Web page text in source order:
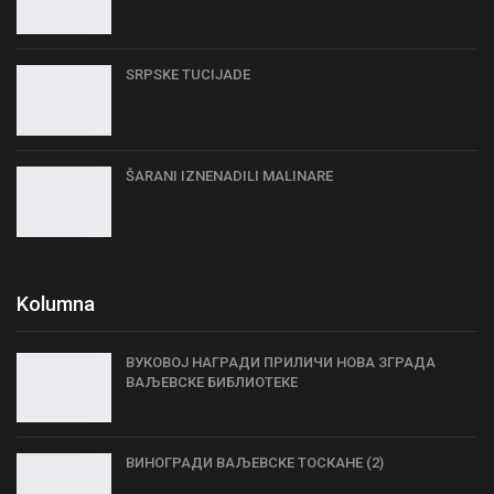
SRPSKE TUCIJADE
ŠARANI IZNENADILI MALINARE
Kolumna
ВУКОВОЈ НАГРАДИ ПРИЛИЧИ НОВА ЗГРАДА
ВАЉЕВСКЕ БИБЛИОТЕКЕ
ВИНОГРАДИ ВАЉЕВСКЕ ТОСКАНЕ (2)